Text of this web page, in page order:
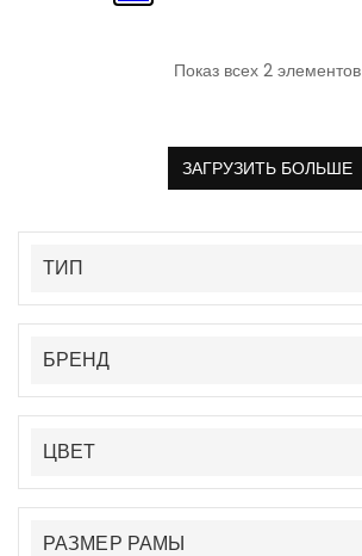
Показ всех 2 элементов
ЗАГРУЗИТЬ БОЛЬШЕ
ТИП
БРЕНД
ЦВЕТ
РАЗМЕР РАМЫ